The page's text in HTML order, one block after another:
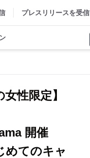
プレスリリースを受信
性限定】
開催
めてのキャ